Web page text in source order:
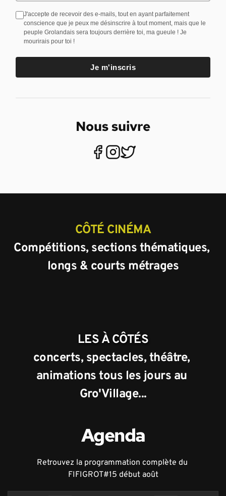
J'accepte de recevoir des e-mails, tout en ayant parfaitement
conscience que je peux me désinscrire à tout moment, mais que le
peuple Grolandais sera toujours derrière toi, ma gueule ! Je
mourirais pour toi !
Je m'inscris
Nous suivre
CÔTÉ CINÉMA
Compétitions, sections thématiques,
longs & courts métrages
LES À CÔTÉS
concerts, spectacles, théâtre,
animations tous les jours au
Gro'Village...
Agenda
Retrouvez la programmation complète du
FIFIGROT#15 début août